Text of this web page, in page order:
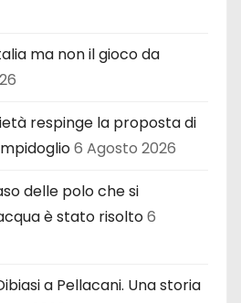
ma non il gioco da
respinge la proposta di
6 Agosto 2026
delle polo che si
è stato risolto6
a Pellacani. Una storia